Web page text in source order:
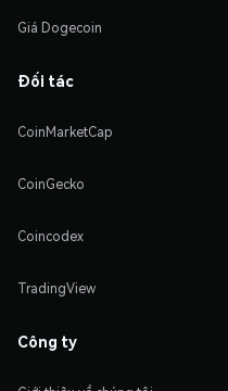
Giá Dogecoin
Đối tác
CoinMarketCap
CoinGecko
Coincodex
TradingView
Công ty